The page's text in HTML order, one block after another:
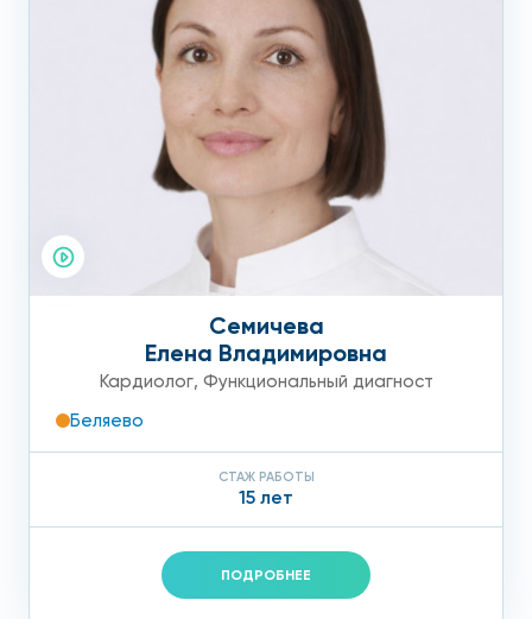
Семичева
Елена Владимировна
Кардиолог, Функциональный диагност
Беляево
СТАЖ РАБОТЫ
15 лет
ПОДРОБНЕЕ